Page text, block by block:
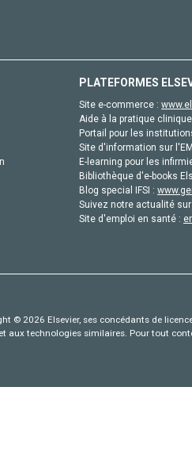
PLATEFORMES
Site e-commerce :
Aide à la pratique
Portail pour les
Site d'information sur
E-learning pour les
Bibliothèque d'e-books
Blog special IFSI :
Suivez notre actualité
Site d'emploi en santé :
© 2026 Elsevier, ses concédants de
aux technologies similaires. Pour tout